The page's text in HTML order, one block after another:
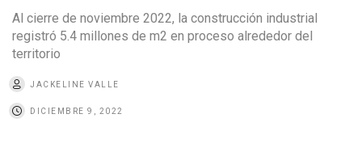
Al cierre de noviembre 2022, la construcción industrial
registró 5.4 millones de m2 en proceso alrededor del
territorio
JACKELINE VALLE
DICIEMBRE 9, 2022